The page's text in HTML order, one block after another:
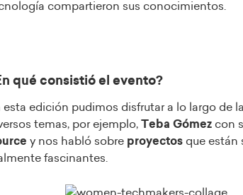
compartieron sus conocimientos.
qué consistió el evento?
esta edición pudimos disfrutar a lo largo de
temas, por ejemplo, Teba Gómez con
y nos habló sobre proyectos que están
fascinantes.